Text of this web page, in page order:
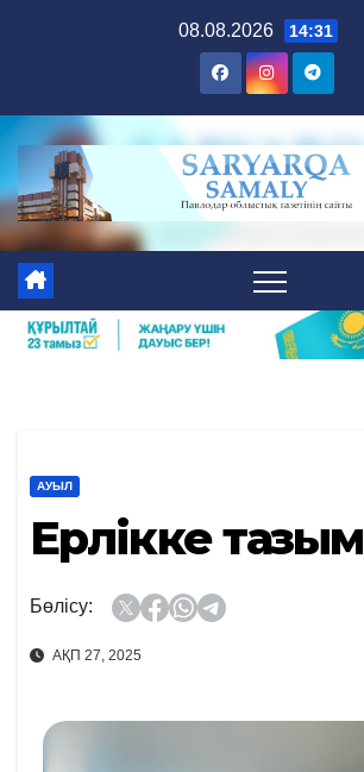
08.08.2026 14:31
АУЫЛ
Ерлікке тағзым
Бөлісу:
АҚП 27, 2025